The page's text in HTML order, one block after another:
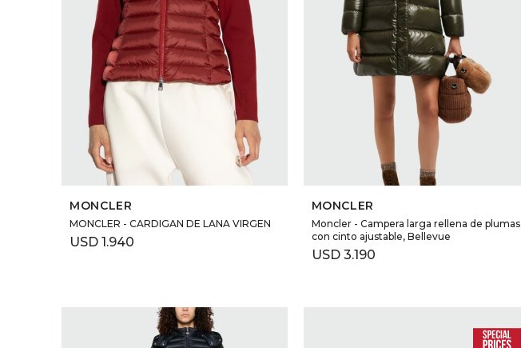
SELECCIONAR TALLE
MONCLER
MONCLER - CARDIGAN DE LANA VIRGEN
USD 1.940
SELECCIONAR TALLE
MONCLER
Moncler - Campera larga rellena de plumas
con cinto ajustable, Bellevue
USD 3.190